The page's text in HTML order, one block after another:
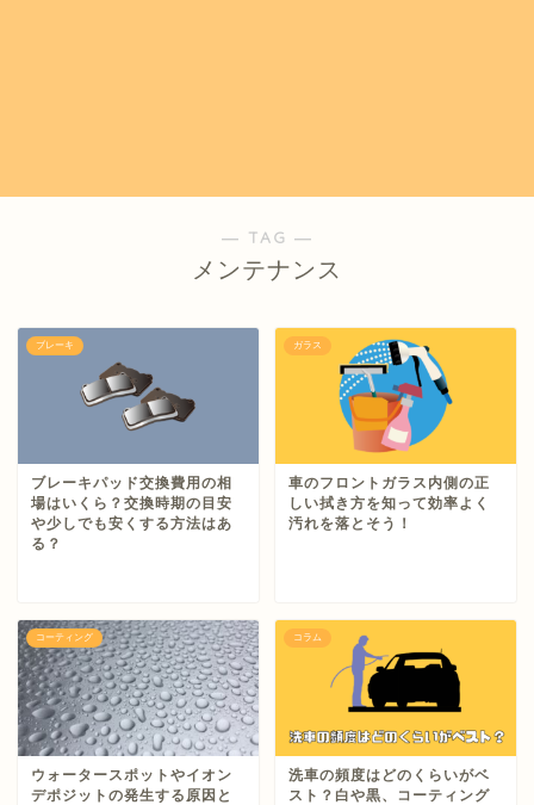
― TAG ―
メンテナンス
ブレーキ
ブレーキパッド交換費用の相
場はいくら？交換時期の目安
や少しでも安くする方法はあ
る？
ガラス
車のフロントガラス内側の正
しい拭き方を知って効率よく
汚れを落とそう！
コーティング
ウォータースポットやイオン
デポジットの発生する原因と
コラム
洗車の頻度はどのくらいがベ
スト？白や黒、コーティング